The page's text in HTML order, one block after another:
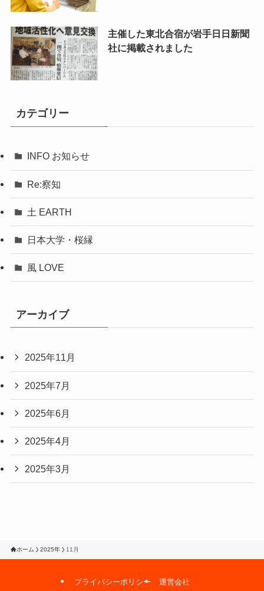
主催した東北合宿が岩手日日新聞
社に掲載されました
カテゴリー
INFO お知らせ
Re:察知
土 EARTH
日本大学・桜縁
風 LOVE
アーカイブ
2025年11月
2025年7月
2025年6月
2025年4月
2025年3月
ホーム 2025年 11月
プライバシーポリシー 運営会社